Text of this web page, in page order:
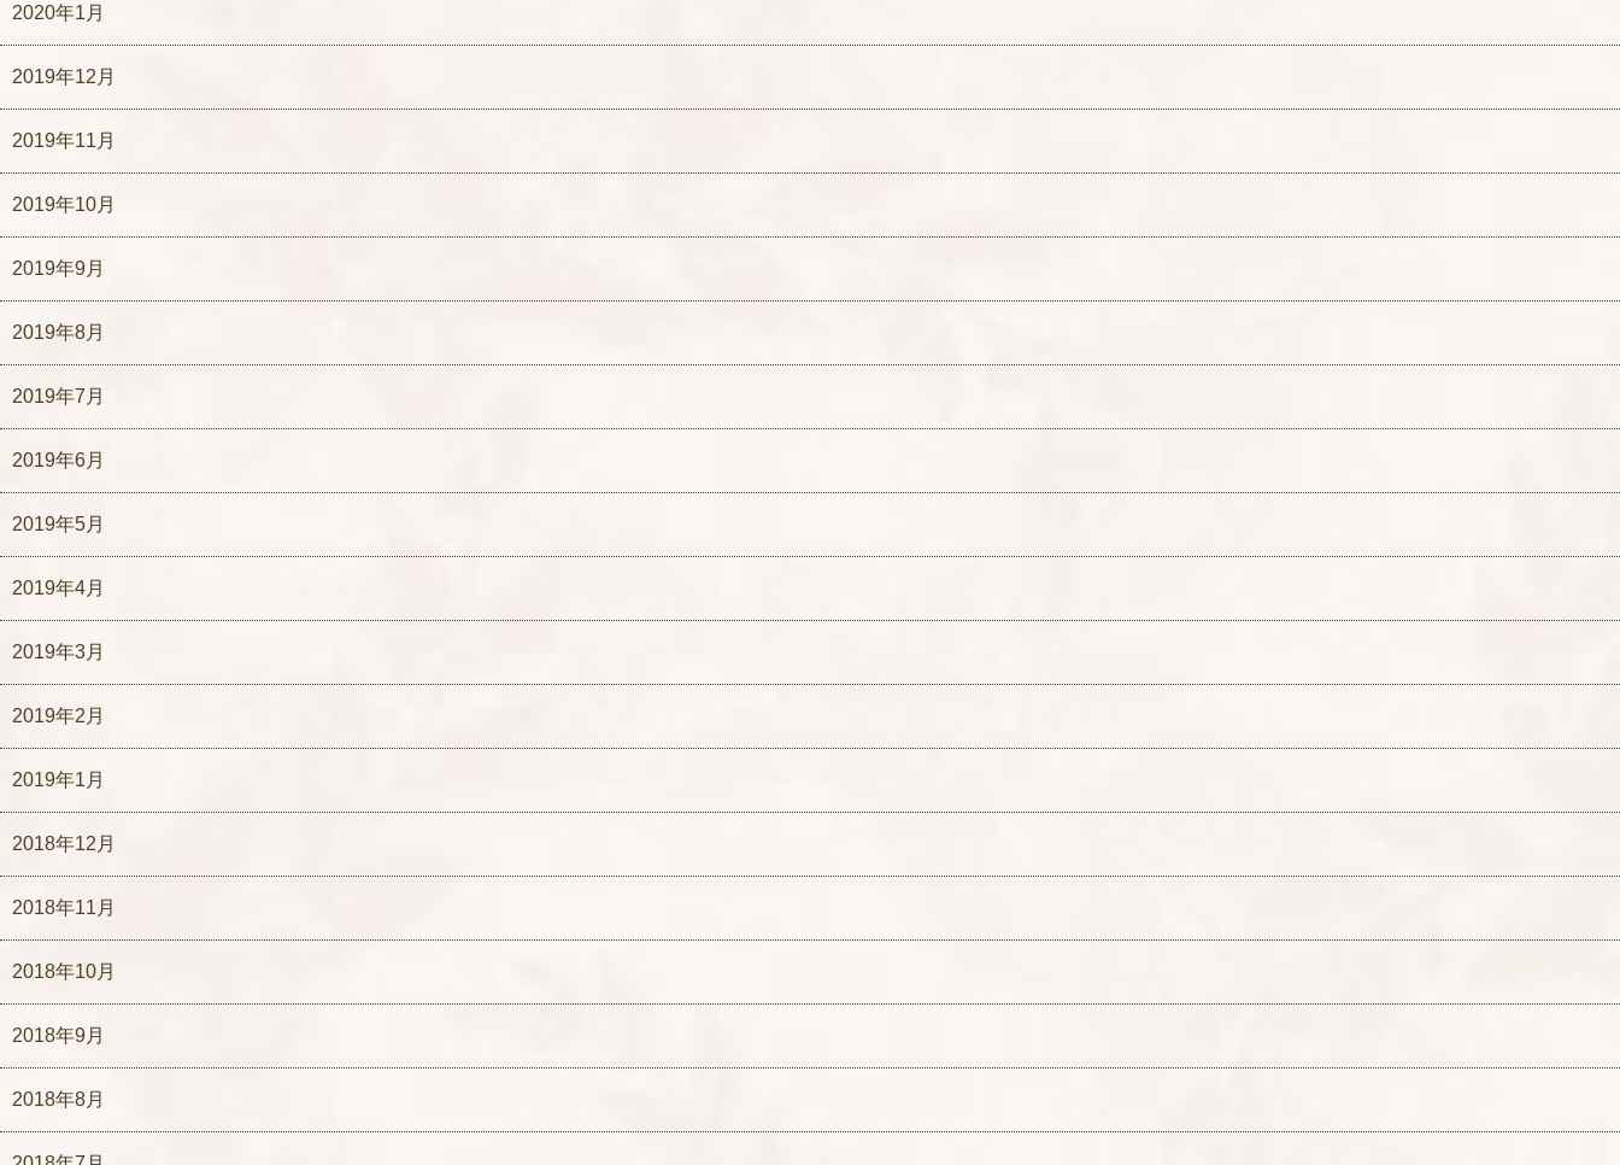
2020年1月
2019年12月
2019年11月
2019年10月
2019年9月
2019年8月
2019年7月
2019年6月
2019年5月
2019年4月
2019年3月
2019年2月
2019年1月
2018年12月
2018年11月
2018年10月
2018年9月
2018年8月